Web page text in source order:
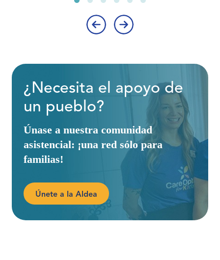
¿Necesita el apoyo de
un pueblo?
Únase a nuestra comunidad
asistencial: ¡una red sólo para
familias!
Únete a la Aldea